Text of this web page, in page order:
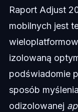
Raport Adjust
mobilnych jest
izolowaną
podświadomie
sposób
odizolowanej